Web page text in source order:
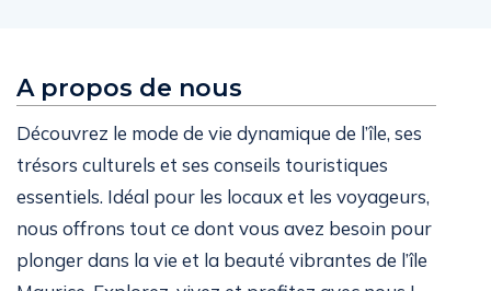
A propos de nous
Découvrez le mode de vie dynamique de l’île, ses
trésors culturels et ses conseils touristiques
essentiels. Idéal pour les locaux et les voyageurs,
nous offrons tout ce dont vous avez besoin pour
plonger dans la vie et la beauté vibrantes de l’île